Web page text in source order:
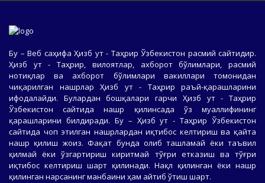
Бу – Веб саҳифа Ҳизб ут - Таҳрир Ўзбекистон расмий сайтидир.
Ҳизб ут - Таҳрир, вилоятлар, ахборот бўлимлари, расмий
нотиқлар ва ахборот бўлимлари вакиллари томонидан
чиқарилган нашрлар Ҳизб ут - Таҳрир раъй-қарашларини
ифодалайди. Булардан бошқалари гарчи Ҳизб ут - Таҳрир
Ўзбекистон сайтида нашр қилинсада ўз муаллифининг
қарашларини билдиради. Бу – Ҳизб ут - Таҳрир Ўзбекистон
сайтида чоп этилган нашрлардан иқтибос келтириш ва қайта
нашр қилиш жоиз. Фақат бунда олиб ташламай ёки таъвил
қилмай ёки ўзгартириш киритмай тўғри етказиш ва тўғри
иқтибос келтириш шарт қилинади. Нақл қилинган ёки нашр
қилинган нарсанинг манбаини ҳам айтиб ўтиш шарт.